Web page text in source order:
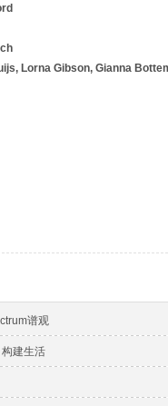
Lorna Gibson, Gianna
谱观
建生活